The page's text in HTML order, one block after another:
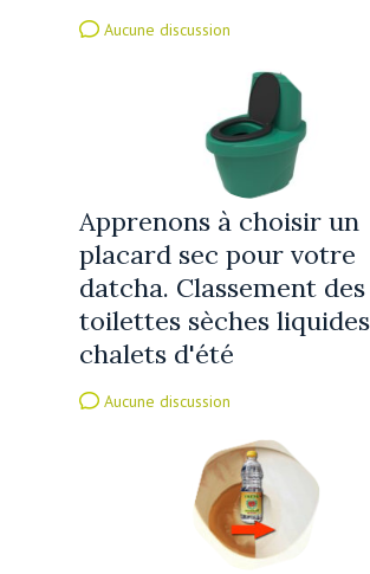
Aucune discussion
Apprenons à choisir un
placard sec pour votre
datcha. Classement des
toilettes sèches
chalets d'été
Aucune discussion